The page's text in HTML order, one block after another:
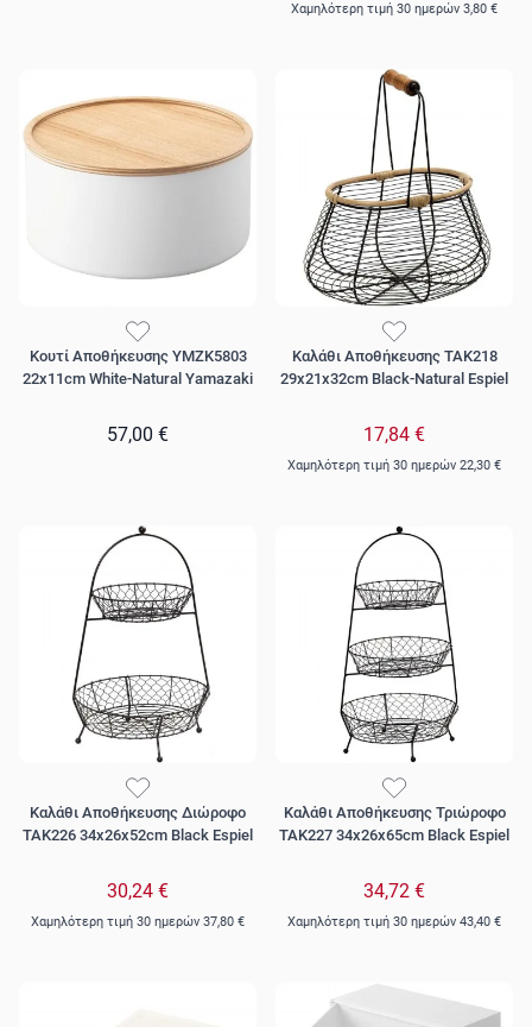
Χαμηλότερη τιμή 30 ημερών 3,80 €
Κουτί Αποθήκευσης YMZK5803
22x11cm White-Natural Yamazaki
57,00 €
Καλάθι Αποθήκευσης TAK218
29x21x32cm Black-Natural Espiel
17,84 €
Χαμηλότερη τιμή 30 ημερών 22,30 €
Καλάθι Αποθήκευσης Διώροφο
TAK226 34x26x52cm Black Espiel
30,24 €
Χαμηλότερη τιμή 30 ημερών 37,80 €
Καλάθι Αποθήκευσης Τριώροφο
TAK227 34x26x65cm Black Espiel
34,72 €
Χαμηλότερη τιμή 30 ημερών 43,40 €